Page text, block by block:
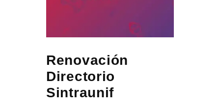
Renovación
Directorio
Sintraunif